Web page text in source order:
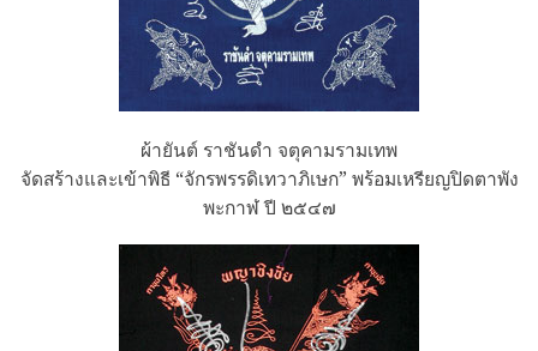
ผ้ายันต์ ราชันดำ จตุคามรามเทพ
จัดสร้างและเข้าพิธี “จักรพรรดิเทวาภิเษก” พร้อมเหรียญปิดตาพัง
พะกาฬ ปี ๒๕๔๗